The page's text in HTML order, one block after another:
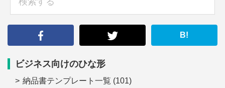
B!
ビジネス向けのひな形
納品書テンプレート一覧 (101)